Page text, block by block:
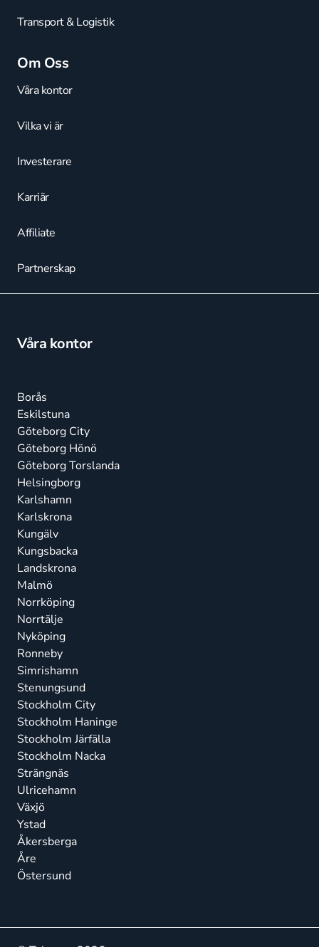
Transport & Logistik
Om Oss
Våra kontor
Vilka vi är
Investerare
Karriär
Affiliate
Partnerskap
Våra kontor
Borås
Eskilstuna
Göteborg City
Göteborg Hönö
Göteborg Torslanda
Helsingborg
Karlshamn
Karlskrona
Kungälv
Kungsbacka
Landskrona
Malmö
Norrköping
Norrtälje
Nyköping
Ronneby
Simrishamn
Stenungsund
Stockholm City
Stockholm Haninge
Stockholm Järfälla
Stockholm Nacka
Strängnäs
Ulricehamn
Växjö
Ystad
Åkersberga
Åre
Östersund